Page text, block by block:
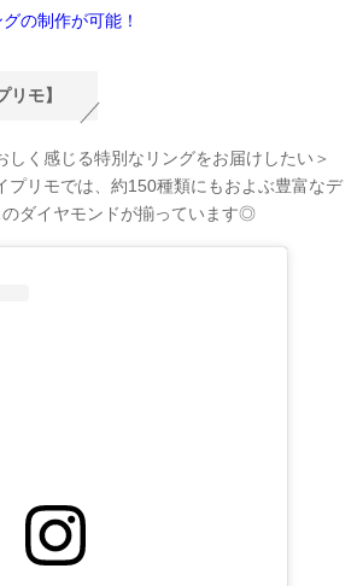
の制作が可能！
リモ】
しく感じる特別なリングをお届けしたい＞
プリモでは、約150種類にもおよぶ豊富なデ
ダイヤモンドが揃っています◎